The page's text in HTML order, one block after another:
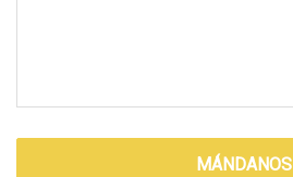
MÁNDANOS